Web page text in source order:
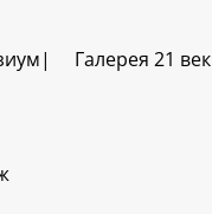
Галерея 21 век